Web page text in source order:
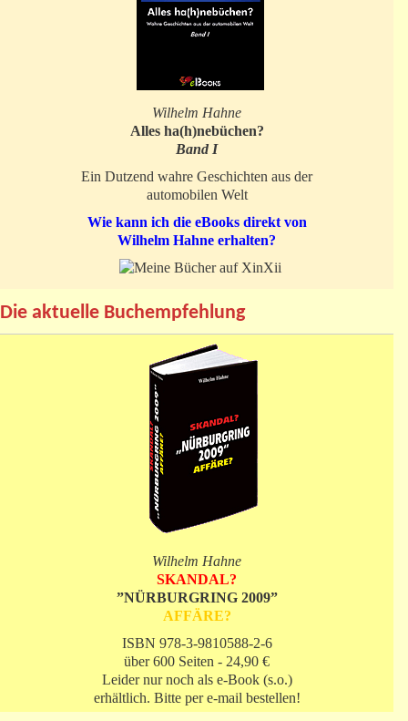
Wilhelm Hahne
Alles ha(h)nebüchen?
Band I
Ein Dutzend wahre Geschichten aus der
automobilen Welt
Wie kann ich die eBooks direkt von
Wilhelm Hahne erhalten?
Die aktuelle Buchempfehlung
Wilhelm Hahne
SKANDAL?
”NÜRBURGRING 2009”
AFFÄRE?
ISBN 978-3-9810588-2-6
über 600 Seiten - 24,90 €
Leider nur noch als e-Book (s.o.)
erhältlich. Bitte per e-mail bestellen!